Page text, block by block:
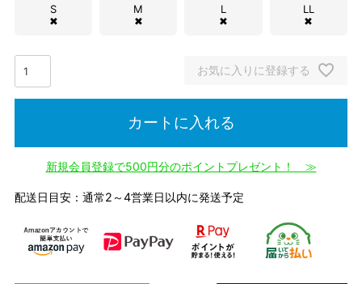
S
✖
M
✖
L
✖
LL
✖
お気に入りに登録する
カートに入れる
新規会員登録で500円分のポイントプレゼント！ ≫
配送日目安：通常2～4営業日以内に発送予定